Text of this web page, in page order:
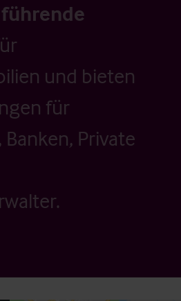
führende
und bieten
für
Private